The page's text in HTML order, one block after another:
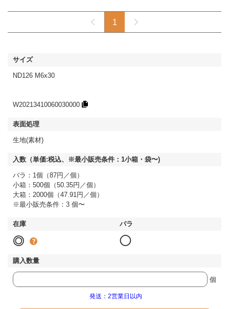
1
ND126 M6x30
W20213410060030000
生地(素材)
バラ：1個（87円／個）
小箱：500個（50.35円／個）
大箱：2000個（47.91円／個）
※最小販売条件：3 個〜
◎ ◯
個
発送：2営業日以内